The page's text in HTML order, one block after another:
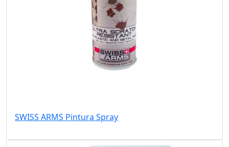
SWISS ARMS Pintura Spray